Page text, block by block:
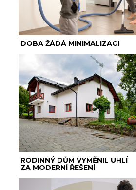
DOBA ŽÁDÁ MINIMALIZACI
RODINNÝ DŮM VYMĚNIL UHLÍ
ZA MODERNÍ ŘEŠENÍ